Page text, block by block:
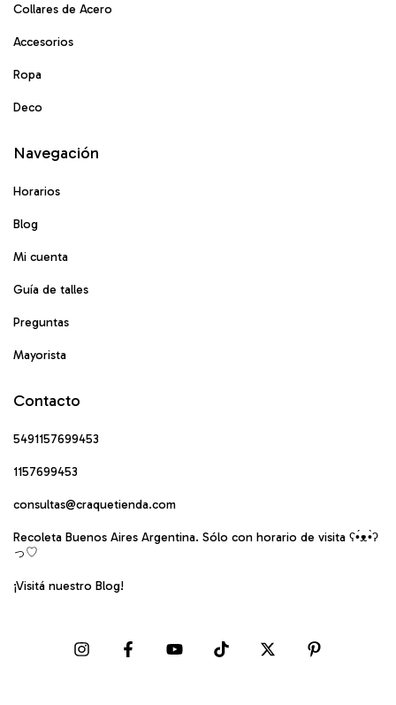
Collares de Acero
Accesorios
Ropa
Deco
Navegación
Horarios
Blog
Mi cuenta
Guía de talles
Preguntas
Mayorista
Contacto
5491157699453
1157699453
consultas@craquetienda.com
Recoleta Buenos Aires Argentina. Sólo con horario de visita ʕ•́ᴥ•̀ʔ
っ♡
¡Visitá nuestro Blog!